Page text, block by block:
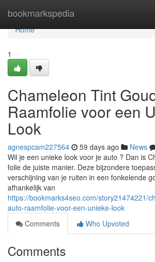
bookmarkspedia
Home
Home
1
Chameleon Tint
Raamfolie voor een
Look
agnespcam227564 59 days ago News
Wil je een unieke look voor je auto ? Dan is
folie de juiste manier. Deze bijzondere
verschijning van je ruiten in een fonkelende
afhankelijk van
https://bookmarks4seo.com/story21474221/
auto-raamfolie-voor-een-unieke-look
Comments
Who Upvoted
Comments